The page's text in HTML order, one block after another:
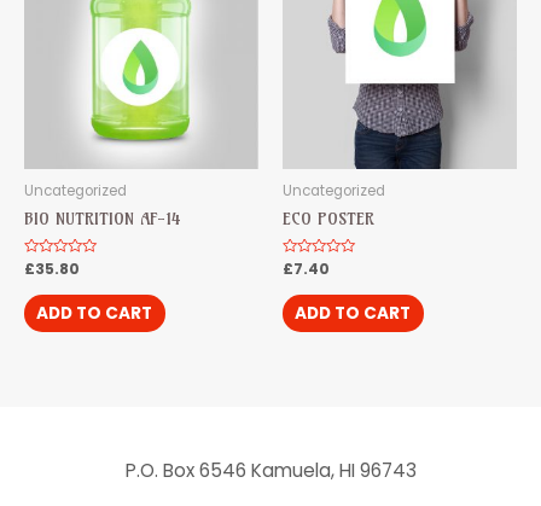
Uncategorized
BIO NUTRITION AF-14
Rated
out
of
5
£35.80
ADD TO CART
Uncategorized
ECO POSTER
Rated
out
of
5
£7.40
ADD TO CART
P.O. Box 6546 Kamuela, HI 96743